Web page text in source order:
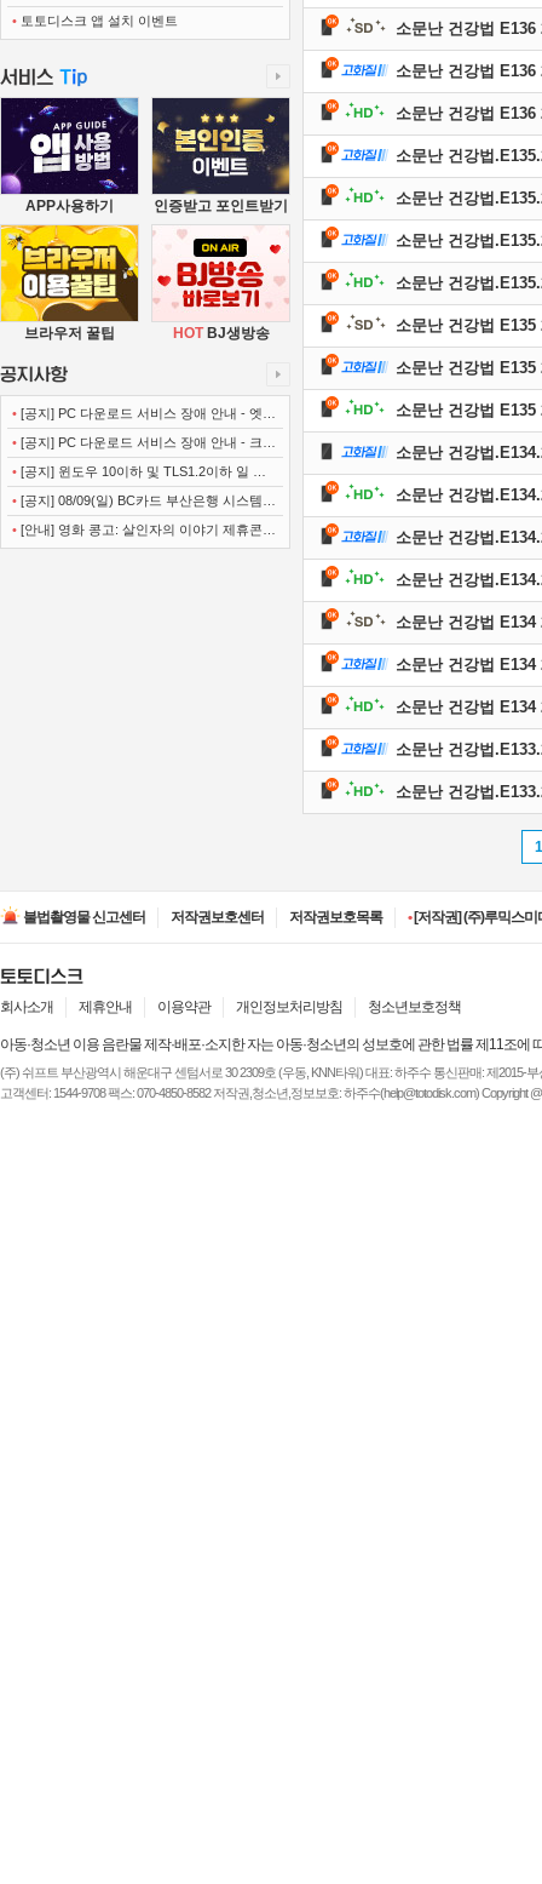
• 토토디스크 앱 설치 이벤트
APP사용하기 인증받고 포인트받기
브라우저 꿀팁 HOTBJ생방송
• [공지] PC 다운로드 서비스 장애 안내 - 엣지
(Microsoft Edge)
• [공지] PC 다운로드 서비스 장애 안내 - 크롬
(Chrome)
• [공지] 윈도우 10이하 및 TLS1.2이하 일 경
우 사이트 이용불가 안내
• [공지] 08/09(일) BC카드 부산은행 시스템
정기점검 안내
• [안내] 영화 콩고: 살인자의 이야기 제휴콘텐
소문난 건강법 E136
소문난 건강법 E136
소문난 건강법 E136
소문난 건강법
소문난 건강법
소문난 건강법
소문난 건강법
소문난 건강법 E135
소문난 건강법 E135
소문난 건강법 E135
소문난 건강법
소문난 건강법
소문난 건강법
소문난 건강법
소문난 건강법 E134
소문난 건강법 E134
소문난 건강법 E134
소문난 건강법
소문난 건강법
1
불법촬영물 신고센터 저작권보호센터 저작권보호목록
•[저작권] (주)루믹스미
•[저작권] (주)JAYE -
회사소개 제휴안내 이용약관 개인정보처리방침 청소년보호정책
아동·청소년 이용 음란물 제작·배포·소지한 자는 아동·청소년의 성보호에 관한 법률 제11조에
(주) 쉬프트 부산광역시 해운대구 센텀서로 30 2309호 (우동, KNN타워) 대표: 하주수 통신판매: 제2015-
고객센터: 1544-9708 팩스: 070-4850-8582 저작권,청소년,정보보호: 하주수(help@totodisk.com) Copyright